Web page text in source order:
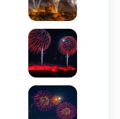
Zoom de l'image
Zoom de l'image